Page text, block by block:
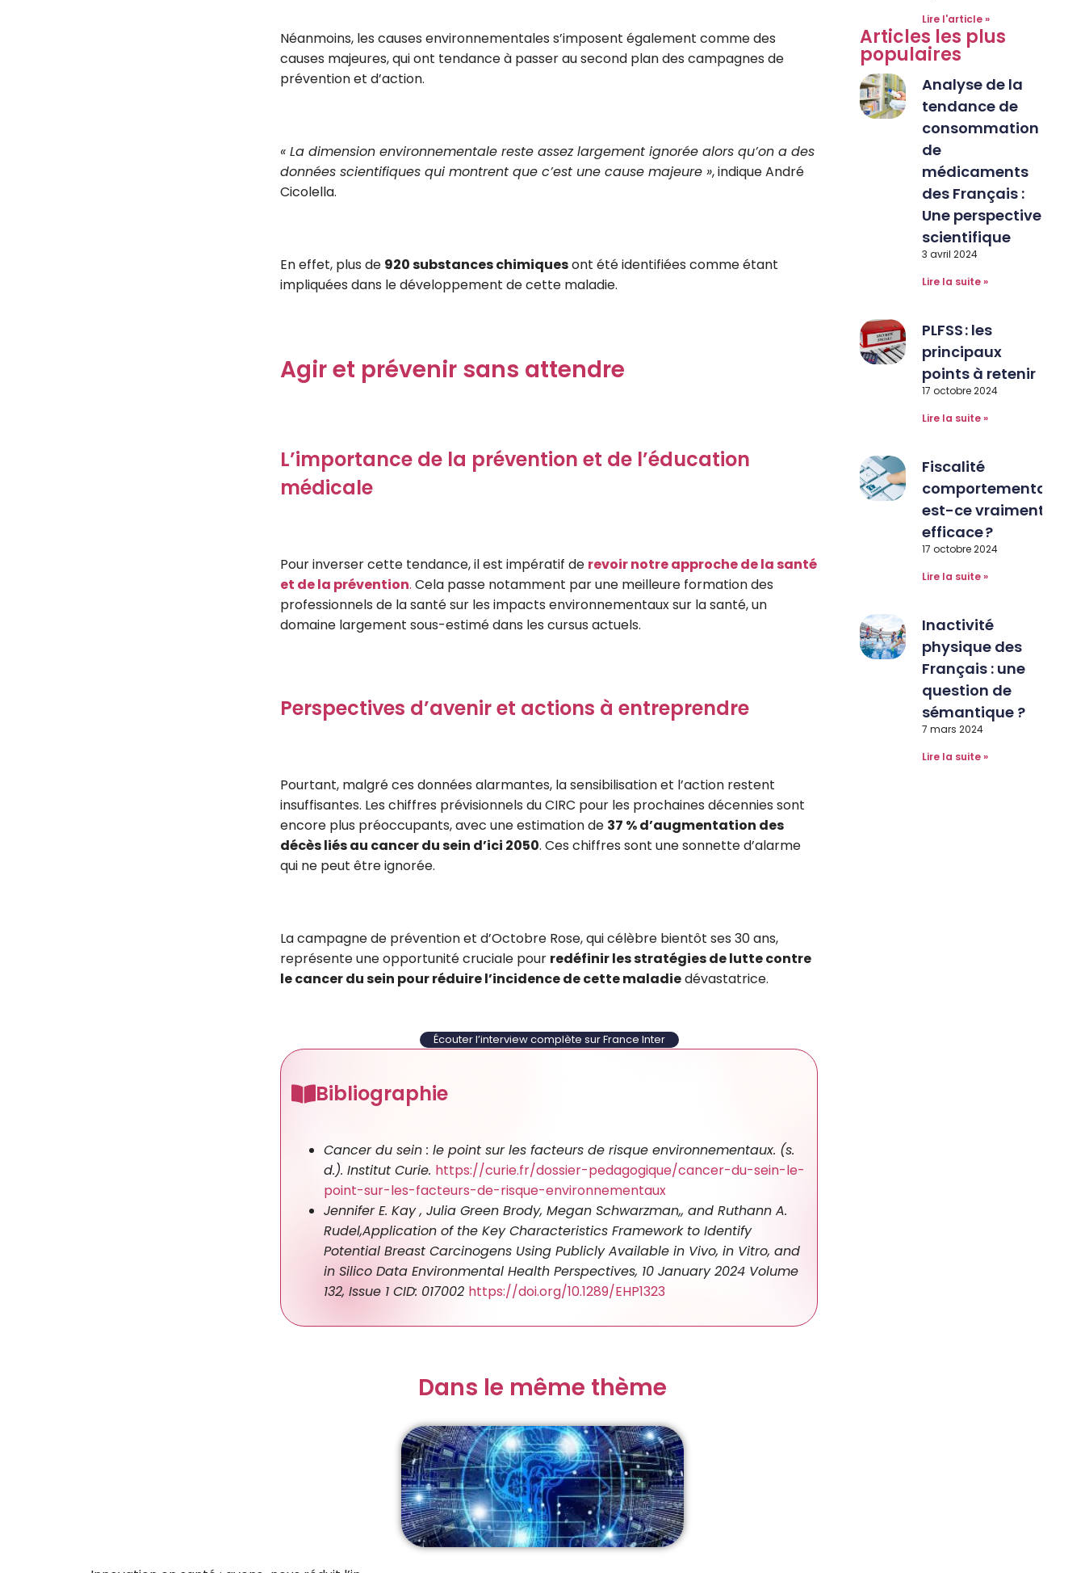
Néanmoins, les causes environnementales s’imposent également comme des
causes majeures, qui ont tendance à passer au second plan des campagnes de
prévention et d’action.
« La dimension environnementale reste assez largement ignorée alors qu’on a des
données scientifiques qui montrent que c’est une cause majeure », indique André
Cicolella.
En effet, plus de 920 substances chimiquesont été identifiées comme étant
impliquées dans le développement de cette maladie.
Agir et prévenir sans attendre
L’importance de la prévention et de l’éducation
médicale
Pour inverser cette tendance, il est impératif de revoir notre approche de la santé
et de la prévention. Cela passe notamment par une meilleure formation des
professionnels de la santé sur les impacts environnementaux sur la santé, un
domaine largement sous-estimé dans les cursus actuels.
Perspectives d’avenir et actions à entreprendre
Pourtant, malgré ces données alarmantes, la sensibilisation et l’action restent
insuffisantes. Les chiffres prévisionnels du CIRC pour les prochaines décennies sont
encore plus préoccupants, avec une estimation de 37 % d’augmentation des
décès liés au cancer du sein d’ici 2050. Ces chiffres sont une sonnette d’alarme
qui ne peut être ignorée.
La campagne de prévention et d’Octobre Rose, qui célèbre bientôt ses 30 ans,
représente une opportunité cruciale pour redéfinir les stratégies de lutte contre
le cancer du sein pour réduire l’incidence de cette maladiedévastatrice.
Écouter l’interview complète sur France Inter
Bibliographie
Cancer du sein : le point sur les facteurs de risque environnementaux. (s.
d.). Institut Curie. https://curie.fr/dossier-pedagogique/cancer-du-sein-le-
point-sur-les-facteurs-de-risque-environnementaux
Jennifer E. Kay , Julia Green Brody, Megan Schwarzman,, and Ruthann A.
Rudel,Application of the Key Characteristics Framework to Identify
Potential Breast Carcinogens Using Publicly Available in Vivo, in Vitro, and
in Silico Data Environmental Health Perspectives, 10 January 2024 Volume
132, Issue 1 CID: 017002 https://doi.org/10.1289/EHP1323
Lire l'article »
Articles les plus
populaires
Analyse de la
tendance de
consommation
de
médicaments
des Français :
Une perspective
scientifique
3 avril 2024
Lire la suite »
PLFSS : les
principaux
points à retenir
17 octobre 2024
Lire la suite »
Fiscalité
comportementale :
est-ce vraiment
efficace ?
17 octobre 2024
Lire la suite »
Inactivité
physique des
Français : une
question de
sémantique ?
7 mars 2024
Lire la suite »
Dans le même thème